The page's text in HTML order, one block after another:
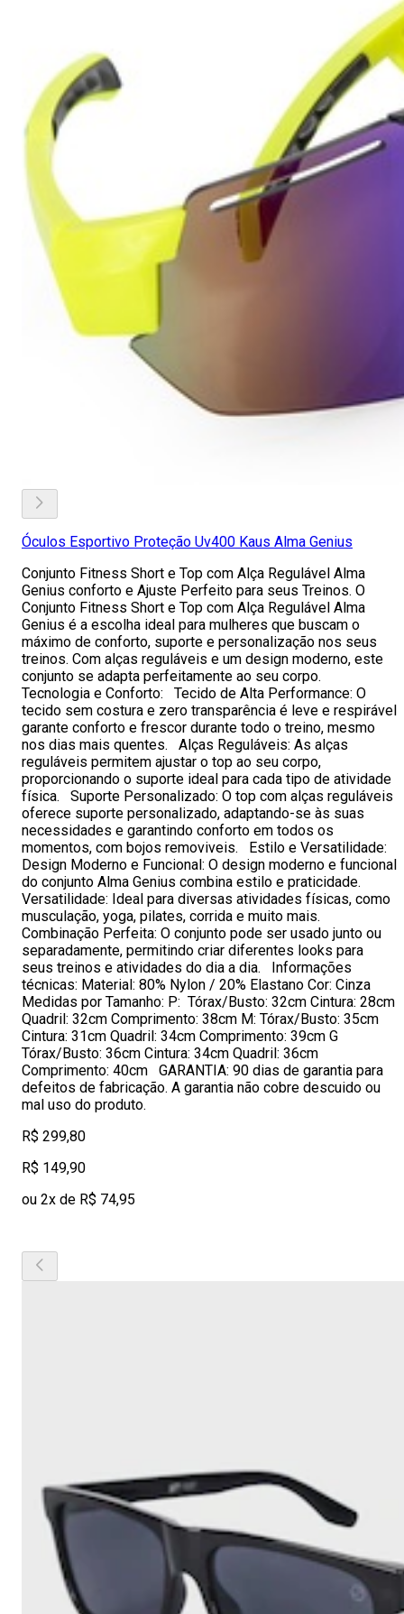
Óculos Esportivo Proteção Uv400 Kaus Alma Genius
Conjunto Fitness Short e Top com Alça Regulável Alma
Genius conforto e Ajuste Perfeito para seus Treinos. O
Conjunto Fitness Short e Top com Alça Regulável Alma
Genius é a escolha ideal para mulheres que buscam o
máximo de conforto, suporte e personalização nos seus
treinos. Com alças reguláveis e um design moderno, este
conjunto se adapta perfeitamente ao seu corpo.
Tecnologia e Conforto: Tecido de Alta Performance: O
tecido sem costura e zero transparência é leve e respirável
garante conforto e frescor durante todo o treino, mesmo
nos dias mais quentes. Alças Reguláveis: As alças
reguláveis permitem ajustar o top ao seu corpo,
proporcionando o suporte ideal para cada tipo de atividade
física. Suporte Personalizado: O top com alças reguláveis
oferece suporte personalizado, adaptando-se às suas
necessidades e garantindo conforto em todos os
momentos, com bojos removiveis. Estilo e Versatilidade:
Design Moderno e Funcional: O design moderno e funcional
do conjunto Alma Genius combina estilo e praticidade.
Versatilidade: Ideal para diversas atividades físicas, como
musculação, yoga, pilates, corrida e muito mais.
Combinação Perfeita: O conjunto pode ser usado junto ou
separadamente, permitindo criar diferentes looks para
seus treinos e atividades do dia a dia. Informações
técnicas: Material: 80% Nylon / 20% Elastano Cor: Cinza
Medidas por Tamanho: P: Tórax/Busto: 32cm Cintura: 28cm
Quadril: 32cm Comprimento: 38cm M: Tórax/Busto: 35cm
Cintura: 31cm Quadril: 34cm Comprimento: 39cm G
Tórax/Busto: 36cm Cintura: 34cm Quadril: 36cm
Comprimento: 40cm GARANTIA: 90 dias de garantia para
defeitos de fabricação. A garantia não cobre descuido ou
mal uso do produto.
R$ 299,80
R$ 149,90
ou 2x de R$ 74,95